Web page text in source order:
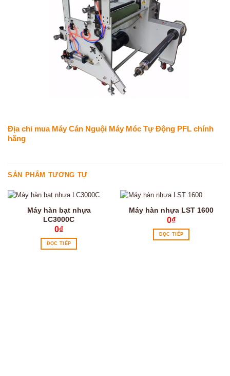
Địa chỉ mua Máy Cán Nguội Máy Móc Tự Động PFL chính
hãng
SẢN PHẨM TƯƠNG TỰ
Máy hàn bạt nhựa
LC3000C
0₫
ĐỌC TIẾP
Máy hàn nhựa LST 1600
0₫
ĐỌC TIẾP